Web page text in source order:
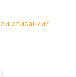
описании?